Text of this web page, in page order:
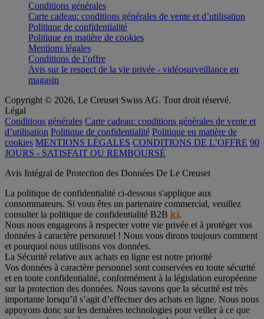
Conditions générales
Carte cadeau: conditions générales de vente et d’utilisation
Politique de confidentialité
Politique en matière de cookies
Mentions légales
Conditions de l’offre
Avis sur le respect de la vie privée - vidéosurveillance en
magasin
Copyright © 2026, Le Creuset Swiss AG. Tout droit réservé.
Légal
Conditions générales Carte cadeau: conditions générales de vente et
d’utilisation Politique de confidentialité Politique en matière de
cookies MENTIONS LÉGALES CONDITIONS DE L’OFFRE 90
JOURS - SATISFAIT OU REMBOURSÉ
Avis Intégral de Protection des Données De Le Creuset
La politique de confidentialité ci-dessous s'applique aux
consommateurs. Si vous êtes un partenaire commercial, veuillez
consulter la politique de confidentialité B2B ici.
Nous nous engageons à respecter votre vie privée et à protéger vos
données à caractère personnel ! Nous vous dirons toujours comment
et pourquoi nous utilisons vos données.
La Sécurité relative aux achats en ligne est notre priorité
Vos données à caractère personnel sont conservées en toute sécurité
et en toute confidentialité, conformément à la législation européenne
sur la protection des données. Nous savons que la sécurité est très
importante lorsqu’il s’agit d’effectuer des achats en ligne. Nous nous
appuyons donc sur les dernières technologies pour veiller à ce que